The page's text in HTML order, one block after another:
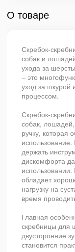
О товаре
Скребок-
собак и
ухода за
– это
уход за
процессом.
Скребок-
собак,
ручку, которая
держать
дискомфорта
использовании.
обладает
нагрузку на
время
Главная
скребницы для
двусторонние
становится